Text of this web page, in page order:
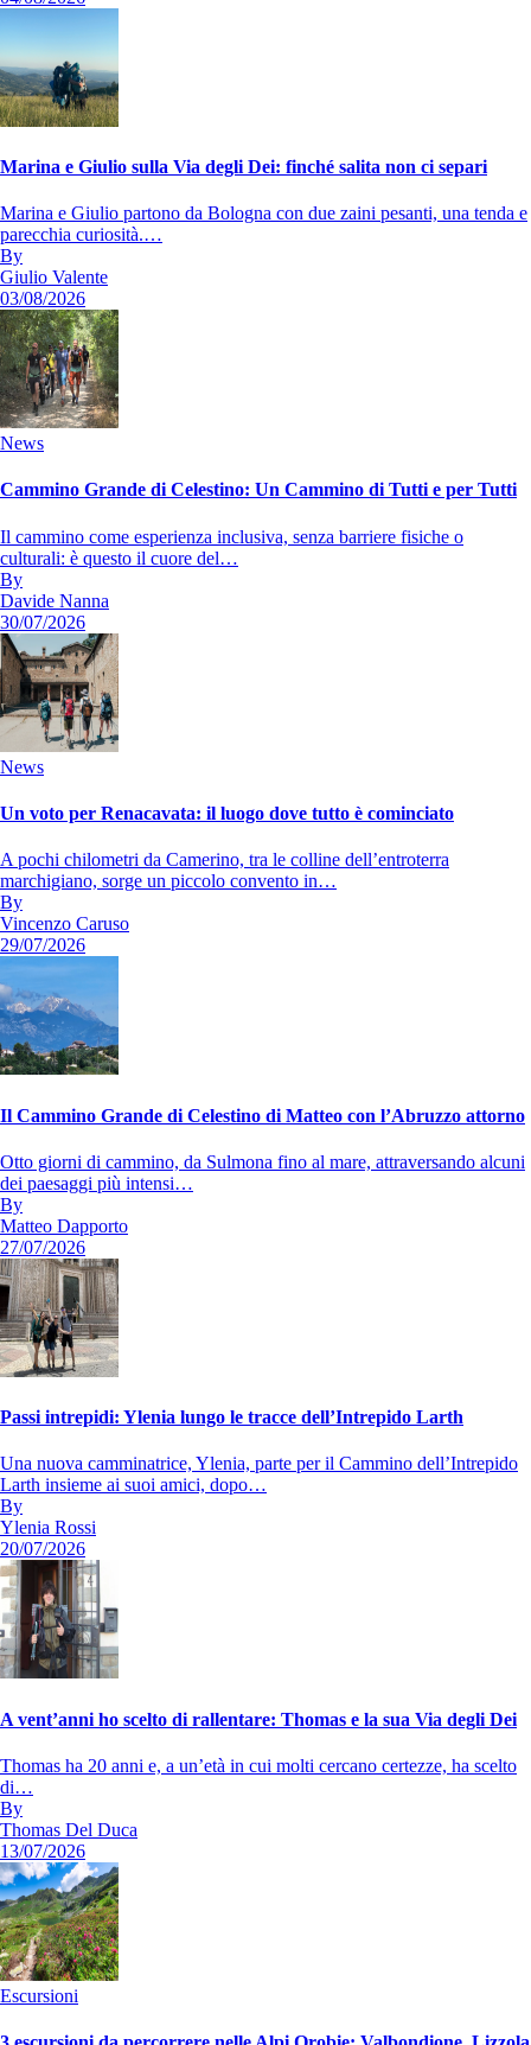
Marina e Giulio sulla Via degli Dei: finché salita non ci separi
Marina e Giulio partono da Bologna con due zaini pesanti, una tenda e
parecchia curiosità.…
By
Giulio Valente
03/08/2026
News
Cammino Grande di Celestino: Un Cammino di Tutti e per Tutti
Il cammino come esperienza inclusiva, senza barriere fisiche o
culturali: è questo il cuore del…
By
Davide Nanna
30/07/2026
News
Un voto per Renacavata: il luogo dove tutto è cominciato
A pochi chilometri da Camerino, tra le colline dell’entroterra
marchigiano, sorge un piccolo convento in…
By
Vincenzo Caruso
29/07/2026
Il Cammino Grande di Celestino di Matteo con l’Abruzzo attorno
Otto giorni di cammino, da Sulmona fino al mare, attraversando alcuni
dei paesaggi più intensi…
By
Matteo Dapporto
27/07/2026
Passi intrepidi: Ylenia lungo le tracce dell’Intrepido Larth
Una nuova camminatrice, Ylenia, parte per il Cammino dell’Intrepido
Larth insieme ai suoi amici, dopo…
By
Ylenia Rossi
20/07/2026
A vent’anni ho scelto di rallentare: Thomas e la sua Via degli Dei
Thomas ha 20 anni e, a un’età in cui molti cercano certezze, ha scelto
di…
By
Thomas Del Duca
13/07/2026
Escursioni